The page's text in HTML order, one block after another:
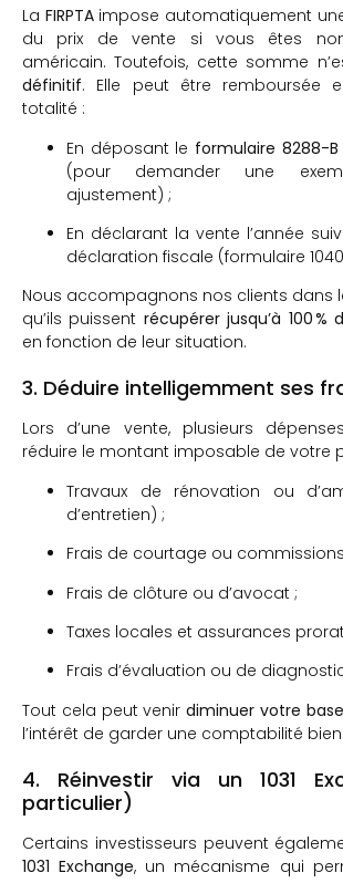
La FIRPTAimpose automatiquement une
du prix de vente si vous êtes
américain. Toutefois, cette somme
définitif. Elle peut être remboursée
totalité :
En déposant le formulaire 8288-B
(pour demander une
ajustement) ;
En déclarant la vente l’année
déclaration fiscale (formulaire
Nous accompagnons nos clients dans
qu’ils puissent récupérer jusqu’à 100
en fonction de leur situation.
3. Déduire intelligemment ses
Lors d’une vente, plusieurs
réduire le montant imposable de votre
Travaux de rénovation ou
d’entretien) ;
Frais de courtage ou
Frais de clôture ou d’avocat ;
Taxes locales et assurances
Frais d’évaluation ou de
Tout cela peut venir diminuer votre
l’intérêt de garder une comptabilité
4. Réinvestir via un 1031
particulier)
Certains investisseurs peuvent
1031 Exchange, un mécanisme qui